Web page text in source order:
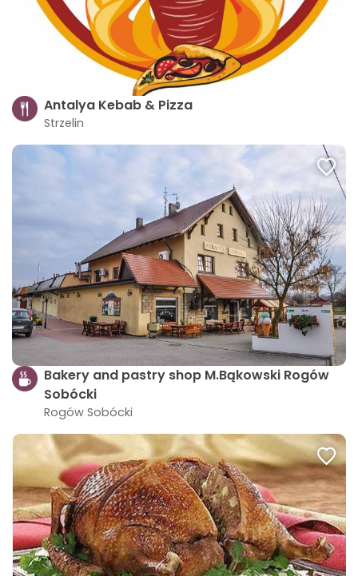
Antalya Kebab & Pizza
Strzelin
Bakery and pastry shop M.Bąkowski Rogów
Sobócki
Rogów Sobócki